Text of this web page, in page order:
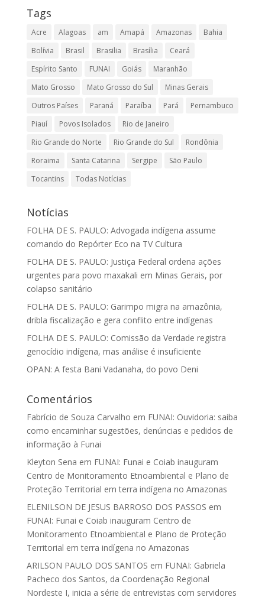
Tags
Acre Alagoas am Amapá Amazonas
Bahia
Bolívia
Brasil Brasilia Brasília
Ceará
Espírito Santo
FUNAI Goiás
Maranhão
Mato Grosso
Mato Grosso do Sul
Minas Gerais
Outros Países
Paraná Paraíba Pará
Pernambuco
Piauí
Povos Isolados
Rio de Janeiro
Rio Grande do Norte
Rio Grande do Sul
Rondônia
Roraima
Santa Catarina Sergipe
São Paulo
Tocantins
Todas Notícias
Notícias
FOLHA DE S. PAULO: Advogada indígena assume
comando do Repórter Eco na TV Cultura
FOLHA DE S. PAULO: Justiça Federal ordena ações
urgentes para povo maxakali em Minas Gerais, por
colapso sanitário
FOLHA DE S. PAULO: Garimpo migra na amazônia,
dribla fiscalização e gera conflito entre indígenas
FOLHA DE S. PAULO: Comissão da Verdade registra
genocídio indígena, mas análise é insuficiente
OPAN: A festa Bani Vadanaha, do povo Deni
Comentários
Fabrício de Souza Carvalho em FUNAI: Ouvidoria: saiba
como encaminhar sugestões, denúncias e pedidos de
informação à Funai
Kleyton Sena em FUNAI: Funai e Coiab inauguram
Centro de Monitoramento Etnoambiental e Plano de
Proteção Territorial em terra indígena no Amazonas
ELENILSON DE JESUS BARROSO DOS PASSOS em
FUNAI: Funai e Coiab inauguram Centro de
Monitoramento Etnoambiental e Plano de Proteção
Territorial em terra indígena no Amazonas
ARILSON PAULO DOS SANTOS em FUNAI: Gabriela
Pacheco dos Santos, da Coordenação Regional
Nordeste I, inicia a série de entrevistas com servidores